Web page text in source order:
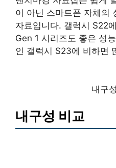
이 아닌 스마트폰 자체의
자료입니다. 갤럭시 S22
Gen 1 시리즈도 좋은 성
인 갤럭시 S23에 비하면
내구
내구성 비교